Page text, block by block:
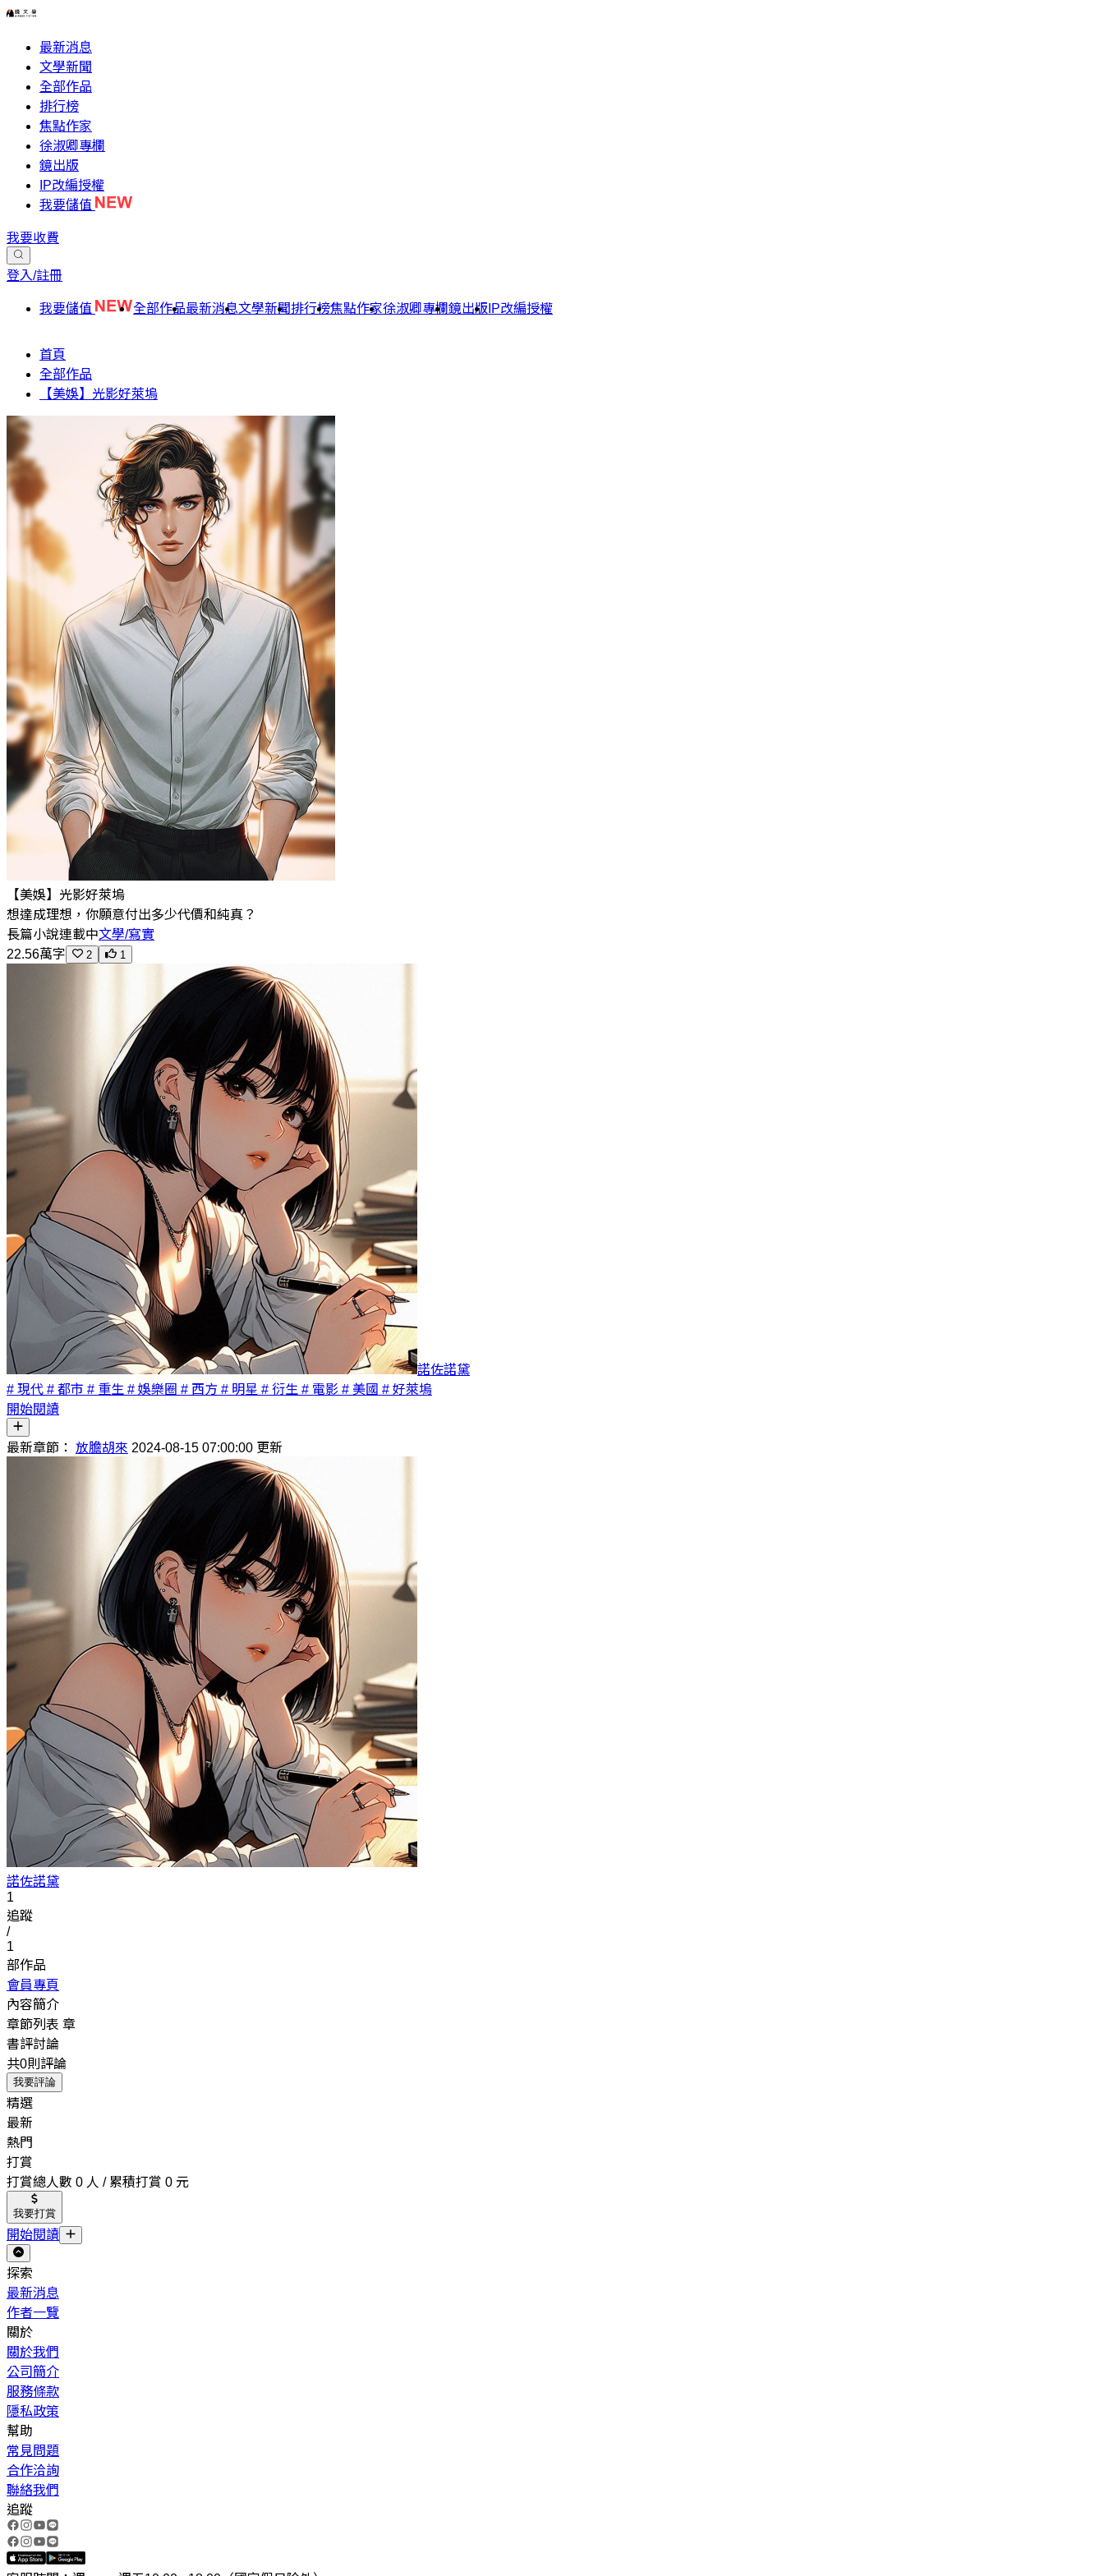
最新消息
文學新聞
全部作品
排行榜
焦點作家
徐淑卿專欄
鏡出版
IP改編授權
我要儲值
我要收費
登入/註冊
我要儲值 全部作品最新消息文學新聞排行榜焦點作家徐淑卿專欄鏡出版 IP改編授權
首頁
全部作品
【美娛】光影好萊塢
【美娛】光影好萊塢
想達成理想，你願意付出多少代價和純真？
長篇小說連載中文學/寫實
22.56萬字
2 1
諾佐諾黛
# 現代 # 都市 # 重生 # 娛樂圈 # 西方 # 明星 # 衍生 # 電影 # 美國 # 好萊塢
開始閱讀
最新章節： 放膽胡來 2024-08-15 07:00:00 更新
諾佐諾黛
1
追蹤
/
1
部作品
會員專頁
內容簡介
章節列表 章
書評討論
共0則評論
我要評論
精選
最新
熱門
打賞
打賞總人數 0 人 / 累積打賞 0 元
我要打賞
開始閱讀
探索
最新消息
作者一覽
關於
關於我們
公司簡介
服務條款
隱私政策
幫助
常見問題
合作洽詢
聯絡我們
追蹤